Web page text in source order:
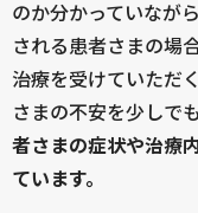
のか分かっていなが
される患者さまの場
治療を受けていただ
さまの不安を少しで
者さまの症状や治療
ています。